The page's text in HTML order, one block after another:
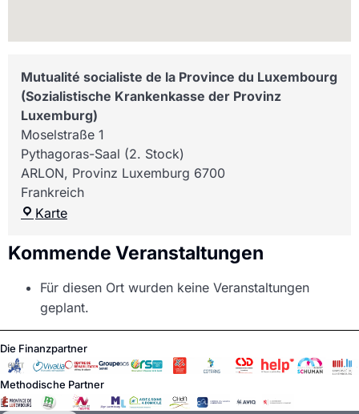
Mutualité socialiste de la Province du Luxembourg
(Sozialistische Krankenkasse der Provinz
Luxemburg)
Moselstraße 1
Pythagoras-Saal (2. Stock)
ARLON, Provinz Luxemburg 6700
Frankreich
Karte
Kommende Veranstaltungen
Für diesen Ort wurden keine Veranstaltungen
geplant.
Die Finanzpartner
Methodische Partner